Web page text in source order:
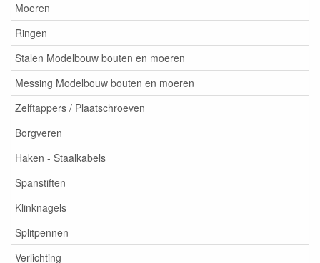
Moeren
Ringen
Stalen Modelbouw bouten en moeren
Messing Modelbouw bouten en moeren
Zelftappers / Plaatschroeven
Borgveren
Haken - Staalkabels
Spanstiften
Klinknagels
Splitpennen
Verlichting